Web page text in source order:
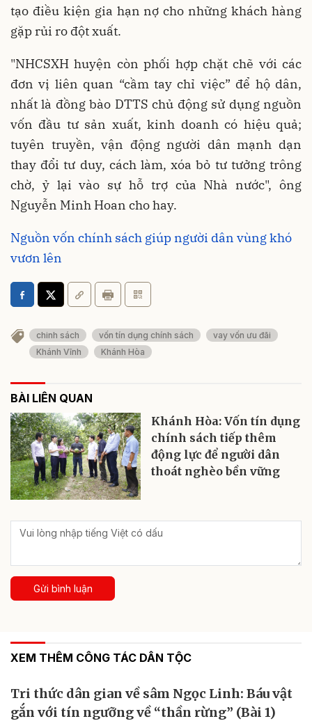
tạo điều kiện gia hạn nợ cho những khách hàng
gặp rủi ro đột xuất.
"NHCSXH huyện còn phối hợp chặt chẽ với các
đơn vị liên quan “cầm tay chỉ việc” để hộ dân,
nhất là đồng bào DTTS chủ động sử dụng nguồn
vốn đầu tư sản xuất, kinh doanh có hiệu quả;
tuyên truyền, vận động người dân mạnh dạn
thay đổi tư duy, cách làm, xóa bỏ tư tưởng trông
chờ, ỷ lại vào sự hỗ trợ của Nhà nước", ông
Nguyễn Minh Hoan cho hay.
Nguồn vốn chính sách giúp người dân vùng khó
vươn lên
chinh sách vốn tín dụng chính sách
vay vốn ưu đãi
Khánh Vĩnh
Khánh Hòa
BÀI LIÊN QUAN
Khánh Hòa: Vốn tín dụng
chính sách tiếp thêm
động lực để người dân
thoát nghèo bền vững
Gửi bình luận
XEM THÊM CÔNG TÁC DÂN TỘC
Tri thức dân gian về sâm Ngọc Linh: Báu vật
gắn với tín ngưỡng về “thần rừng” (Bài 1)